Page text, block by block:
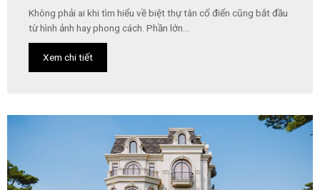
Không phải ai khi tìm hiểu về biệt thự tân cổ điển cũng bắt đầu
từ hình ảnh hay phong cách. Phần lớn...
Xem chi tiết